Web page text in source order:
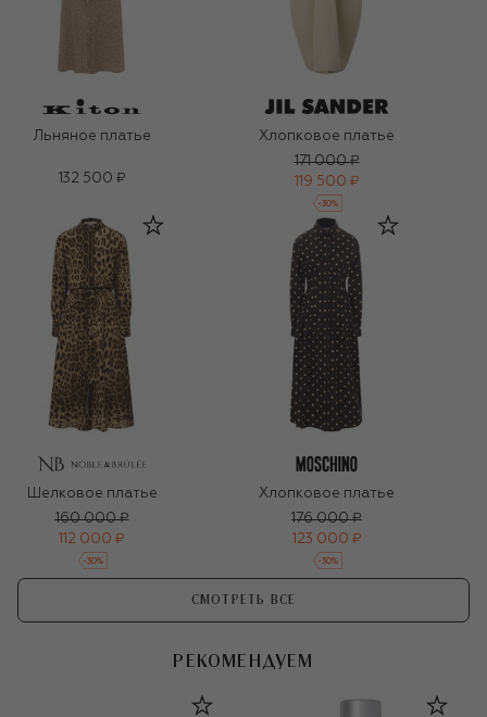
Льняное платье
132 500 ₽
Хлопковое платье
171 000 ₽
119 500 ₽
-30%
Шелковое платье
160 000 ₽
112 000 ₽
-30%
Хлопковое платье
176 000 ₽
123 000 ₽
-30%
СМОТРЕТЬ ВСЕ
РЕКОМЕНДУЕМ